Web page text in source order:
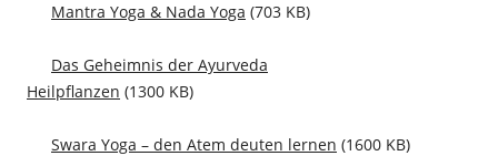
Mantra Yoga & Nada Yoga (703 KB)
Das Geheimnis der Ayurveda
Heilpflanzen (1300 KB)
Swara Yoga – den Atem deuten lernen (1600 KB)